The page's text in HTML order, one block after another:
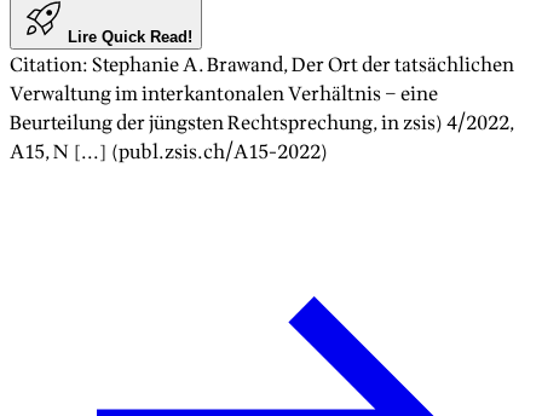
Lire Quick Read!
Citation:Stephanie A. Brawand,Der Ort der tatsächlichen
Verwaltung im interkantonalen Verhältnis – eine
Beurteilung der jüngsten Rechtsprechung, in zsis)4/2022,
A15, N [...] (publ.zsis.ch/A15-2022)